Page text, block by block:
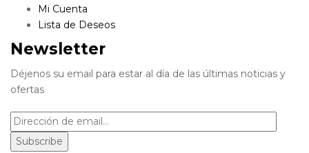
Mi Cuenta
Lista de Deseos
Newsletter
Déjenos su email para estar al día de las últimas noticias y
ofertas